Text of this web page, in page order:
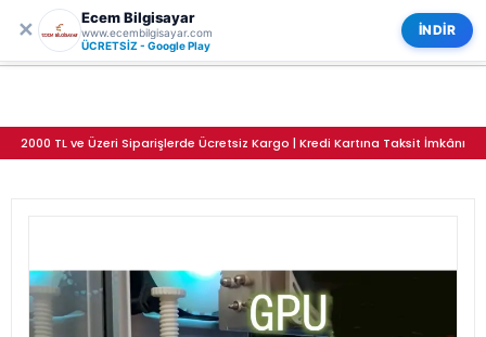
✕
Ecem Bilgisayar
www.ecembilgisayar.com
ÜCRETSİZ - Google Play
İNDİR
2000 TL ve Üzeri Siparişlerde Ücretsiz Kargo | Kredi Kartına Taksit İmkânı
0
Kategoriler